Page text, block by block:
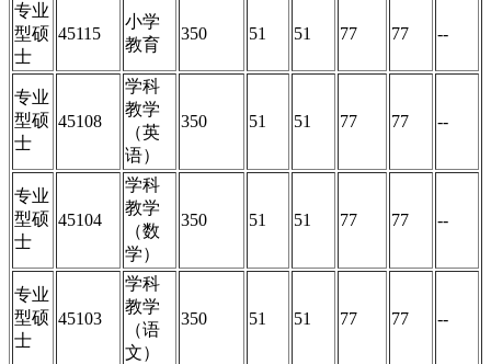
专业
型硕
士
45115
小学
教育
350 51 51 77 77 --
专业
型硕
士
45108
学科
教学
（英
语）
350 51 51 77 77 --
专业
型硕
士
45104
学科
教学
（数
学）
350 51 51 77 77 --
专业
型硕
士
45103
学科
教学
（语
文）
350 51 51 77 77 --